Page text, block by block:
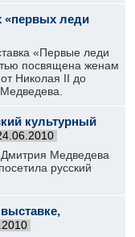
«первых леди
«Первые леди
посвящена женам
Николая II до
культурный
Медведева
русский